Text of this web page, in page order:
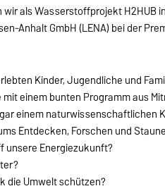
wir als Wasserstoffprojekt
Anhalt GmbH (LENA) bei der
Kinder, Jugendliche und
einem bunten Programm aus
einem naturwissenschaftlichen
Entdecken, Forschen und
unsere Energiezukunft?
die Umwelt schützen?